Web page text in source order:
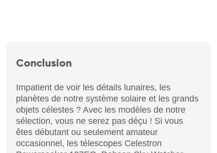
Conclusion
Impatient de voir les détails lunaires, les
planètes de notre système solaire et les grands
objets célestes ? Avec les modèles de notre
sélection, vous ne serez pas déçu ! Si vous
êtes débutant ou seulement amateur
occasionnel, les télescopes Celestron